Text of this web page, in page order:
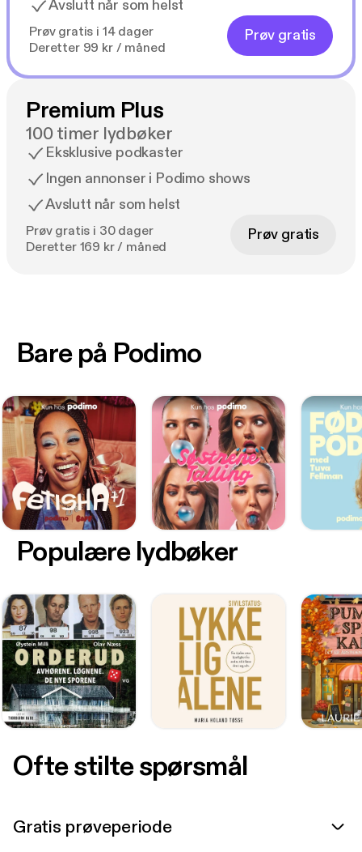
Avslutt når som helst
Prøv gratis i 14 dager
Deretter 99 kr / måned
Prøv gratis
Premium Plus
100 timer lydbøker
Eksklusive podkaster
Ingen annonser i Podimo shows
Avslutt når som helst
Prøv gratis i 30 dager
Deretter 169 kr / måned
Prøv gratis
Bare på Podimo
Populære lydbøker
Ofte stilte spørsmål
Gratis prøveperiode